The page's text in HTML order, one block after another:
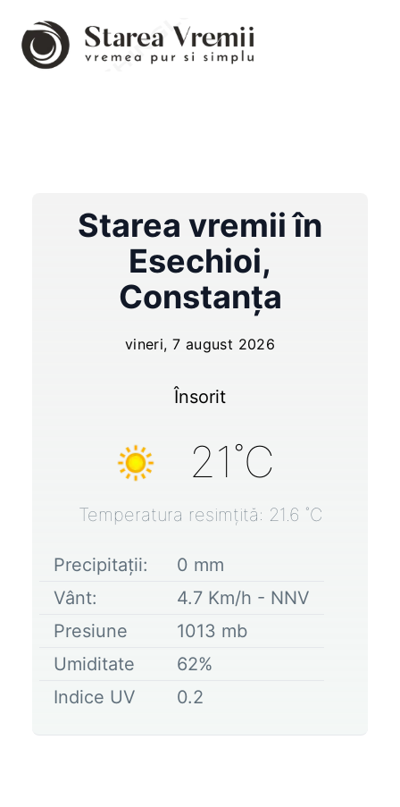
Starea vremii în
Esechioi,
Constanța
vineri, 7 august 2026
Însorit
21˚C
Temperatura resimțită: 21.6 ˚C
Precipitații: 0 mm
Vânt:
4.7 Km/h - NNV
Presiune
1013 mb
Umiditate
62%
Indice UV
0.2